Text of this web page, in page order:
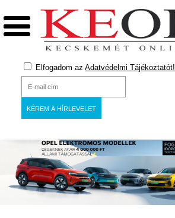
Elfogadom az Adatvédelmi Tájékoztatót!